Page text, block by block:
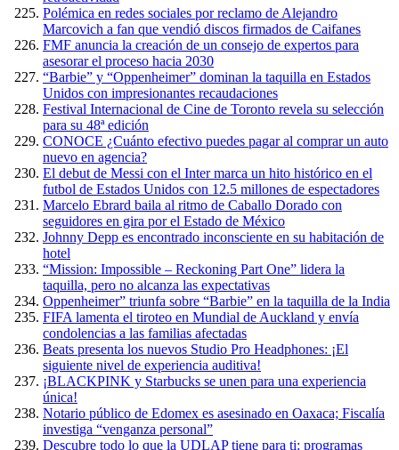
Polémica en redes sociales por reclamo de Alejandro
Marcovich a fan que vendió discos firmados de Caifanes
FMF anuncia la creación de un consejo de expertos para
asesorar el proceso hacia 2030
“Barbie” y “Oppenheimer” dominan la taquilla en Estados
Unidos con impresionantes recaudaciones
Festival Internacional de Cine de Toronto revela su selección
para su 48ª edición
CONOCE ¿Cuánto efectivo puedes pagar al comprar un auto
nuevo en agencia?
El debut de Messi con el Inter marca un hito histórico en el
futbol de Estados Unidos con 12.5 millones de espectadores
Marcelo Ebrard baila al ritmo de Caballo Dorado con
seguidores en gira por el Estado de México
Johnny Depp es encontrado inconsciente en su habitación de
hotel
“Mission: Impossible – Reckoning Part One” lidera la
taquilla, pero no alcanza las expectativas
Oppenheimer” triunfa sobre “Barbie” en la taquilla de la India
FIFA lamenta el tiroteo en Mundial de Auckland y envía
condolencias a las familias afectadas
Beats presenta los nuevos Studio Pro Headphones: ¡El
siguiente nivel de experiencia auditiva!
¡BLACKPINK y Starbucks se unen para una experiencia
única!
Notario público de Edomex es asesinado en Oaxaca; Fiscalía
investiga “venganza personal”
Descubre todo lo que la UDLAP tiene para ti: programas